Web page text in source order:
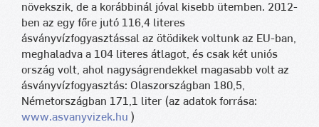
növekszik, de a korábbinál jóval kisebb ütemben. 2012-
ben az egy főre jutó 116,4 literes
ásványvízfogyasztással az ötödikek voltunk az EU-ban,
meghaladva a 104 literes átlagot, és csak két uniós
ország volt, ahol nagyságrendekkel magasabb volt az
ásványvízfogyasztás: Olaszországban 180,5,
Németországban 171,1 liter (az adatok forrása:
www.asvanyvizek.hu )